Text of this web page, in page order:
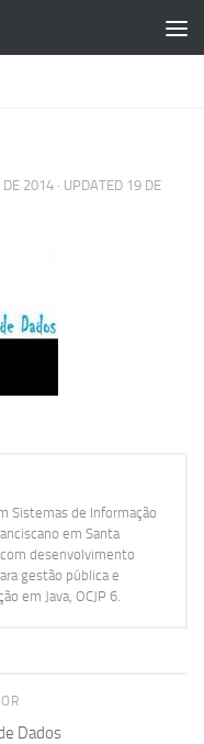
DE 2014 · UPDATED 19 DE
Sistemas de Informação
em Santa
desenvolvimento
gestão pública e
em Java, OCJP 6.
Dados